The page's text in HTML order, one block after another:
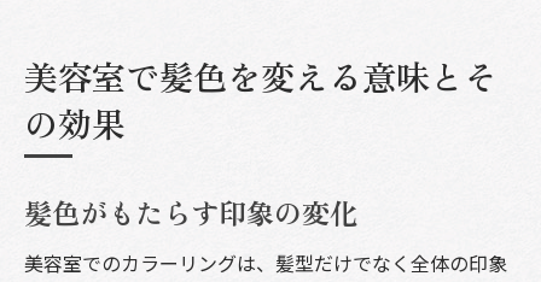
髪色の変化がライフスタイルに与える影響
トレンドを取り入れた美容室カラーリングの魅
力
び方
季節ごとのトレンドカラーの特徴
美容室で髪色を変える意味とそ
の効果
髪色がもたらす印象の変化
美容室でのカラーリングは、髪型だけでなく全体の印象